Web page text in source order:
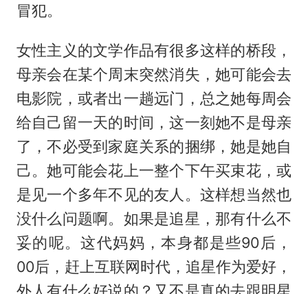
冒犯。
女性主义的文学作品有很多这样的桥段，
母亲会在某个周末突然消失，她可能会去
电影院，或者出一趟远门，总之她每周会
给自己留一天的时间，这一刻她不是母亲
了，不必受到家庭关系的捆绑，她是她自
己。她可能会花上一整个下午买束花，或
是见一个多年不见的友人。这样想当然也
没什么问题啊。如果是追星，那有什么不
妥的呢。这代妈妈，本身都是些90后，
00后，赶上互联网时代，追星作为爱好，